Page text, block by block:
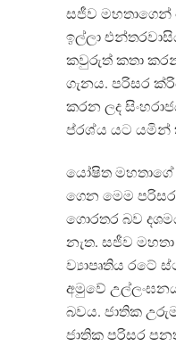
සජීව
ඉල්ලා
කවුරුත් කතා
ගැනය. පරිසර
කරන ලද
ප්රශ්ය යට යමින්
යෝෂිත
ගෙන මෙම පරිසර
ගොරතර බව
නැත. සජීව
ව්‍යාපෘතිය රටේ
අමුවේ
බවය. ජාතික
ජාතික පරිසර